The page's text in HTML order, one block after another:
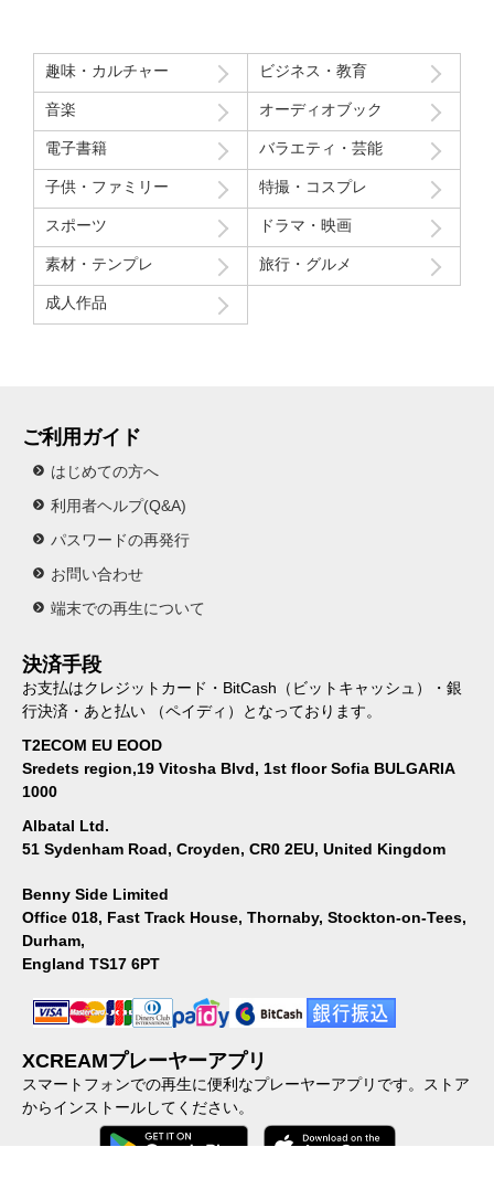
う」という趣旨の発言と「パイを食らう事はなんとも無い」とい
う趣旨の２つの部分ちょっと気分下がってしまったw
Route207さんいつも良い作品をありがとうございます！
初レビューですが、よく購入させて貰ってます！
趣味・カルチャー ビジネス・教育
音楽 オーディオブック
電子書籍 バラエティ・芸能
子供・ファミリー 特撮・コスプレ
スポーツ ドラマ・映画
素材・テンプレ 旅行・グルメ
成人作品
ご利用ガイド
はじめての方へ
利用者ヘルプ(Q&A)
パスワードの再発行
お問い合わせ
端末での再生について
決済手段
お支払はクレジットカード・BitCash（ビットキャッシュ）・銀
行決済・あと払い （ペイディ）となっております。
T2ECOM EU EOOD
Sredets region,19 Vitosha Blvd, 1st floor Sofia BULGARIA
1000
Albatal Ltd.
51 Sydenham Road, Croyden, CR0 2EU, United Kingdom
Benny Side Limited
Office 018, Fast Track House, Thornaby, Stockton-on-Tees,
Durham,
England TS17 6PT
XCREAMプレーヤーアプリ
スマートフォンでの再生に便利なプレーヤーアプリです。ストア
からインストールしてください。